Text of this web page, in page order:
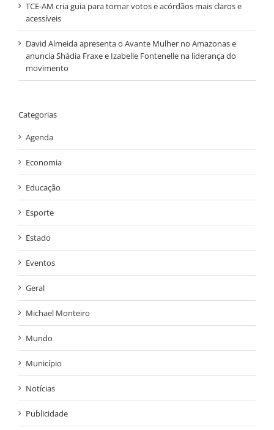
TCE-AM cria guia para tornar votos e acórdãos mais claros e
acessíveis
David Almeida apresenta o Avante Mulher no Amazonas e
anuncia Shádia Fraxe e Izabelle Fontenelle na liderança do
movimento
Categorias
Agenda
Economia
Educação
Esporte
Estado
Eventos
Geral
Michael Monteiro
Mundo
Município
Notícias
Publicidade